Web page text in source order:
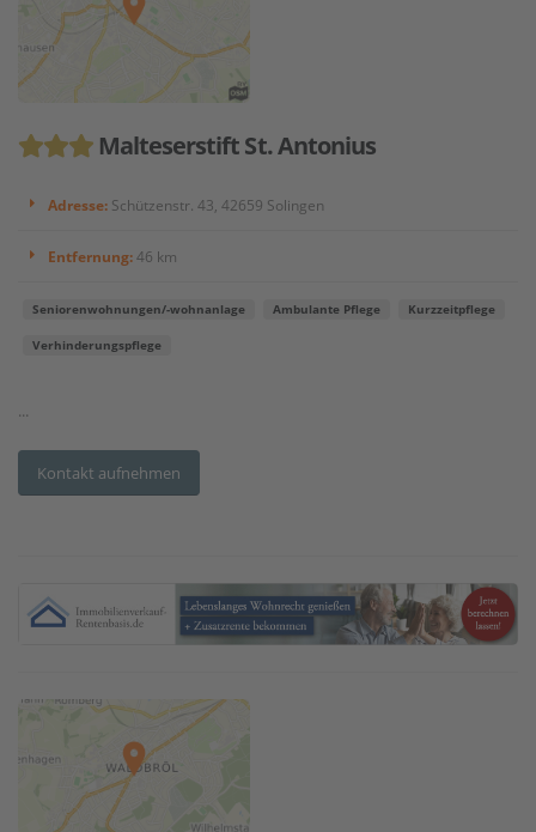
Malteserstift St. Antonius
Adresse: Schützenstr. 43, 42659 Solingen
Entfernung:46 km
Seniorenwohnungen/-wohnanlage Ambulante Pflege Kurzzeitpflege
Verhinderungspflege
...
Kontakt aufnehmen